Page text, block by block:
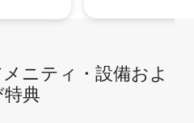
ニ⁠テ⁠ィ⁠・設⁠備⁠およ
特⁠典